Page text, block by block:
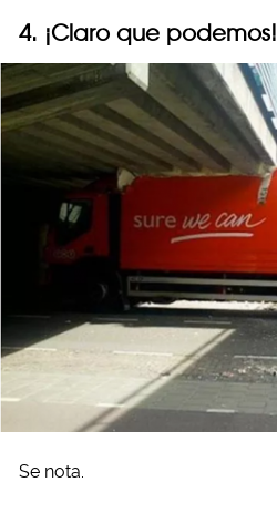
4. ¡Claro que podemos!
Se nota.